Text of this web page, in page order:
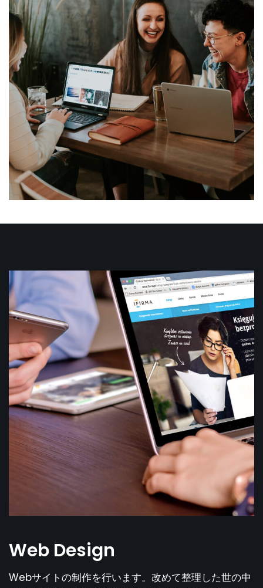
Web Design
Webサイトの制作を行います。改めて整理した世の中